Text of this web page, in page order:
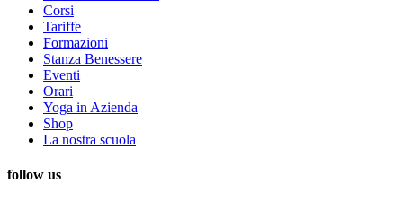
Corsi
Tariffe
Formazioni
Stanza Benessere
Eventi
Orari
Yoga in Azienda
Shop
La nostra scuola
follow us